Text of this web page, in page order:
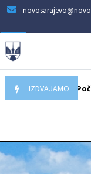
IZDVAJAMO
05.08.2026 Počela